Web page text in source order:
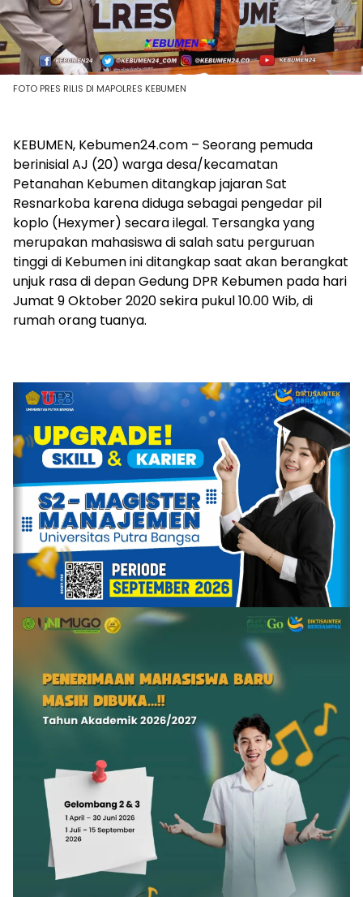
FOTO PRES RILIS DI MAPOLRES KEBUMEN
KEBUMEN, Kebumen24.com – Seorang pemuda
berinisial AJ (20) warga desa/kecamatan
Petanahan Kebumen ditangkap jajaran Sat
Resnarkoba karena diduga sebagai pengedar pil
koplo (Hexymer) secara ilegal. Tersangka yang
merupakan mahasiswa di salah satu perguruan
tinggi di Kebumen ini ditangkap saat akan berangkat
unjuk rasa di depan Gedung DPR Kebumen pada hari
Jumat 9 Oktober 2020 sekira pukul 10.00 Wib, di
rumah orang tuanya.